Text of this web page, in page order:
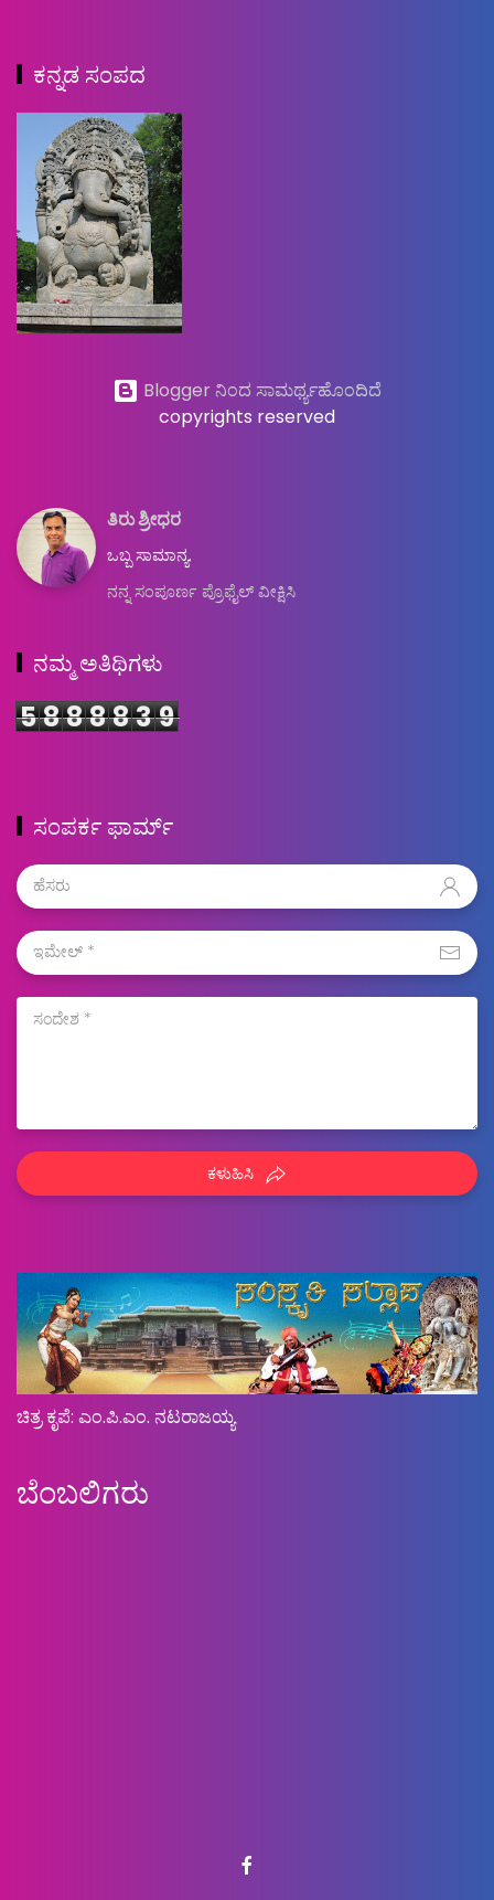
ಕನ್ನಡ ಸಂಪದ
Blogger ನಿಂದ ಸಾಮರ್ಥ್ಯಹೊಂದಿದೆ
copyrights reserved
ತಿರು ಶ್ರೀಧರ
ಒಬ್ಬ ಸಾಮಾನ್ಯ.
ನನ್ನ ಸಂಪೂರ್ಣ ಪ್ರೊಫೈಲ್ ವೀಕ್ಷಿಸಿ
ನಮ್ಮ ಅತಿಥಿಗಳು
588883 9
ಸಂಪರ್ಕ ಫಾರ್ಮ್
ಕಳುಹಿಸಿ
ಚಿತ್ರ ಕೃಪೆ: ಎಂ.ಪಿ.ಎಂ. ನಟರಾಜಯ್ಯ
ಬೆಂಬಲಿಗರು